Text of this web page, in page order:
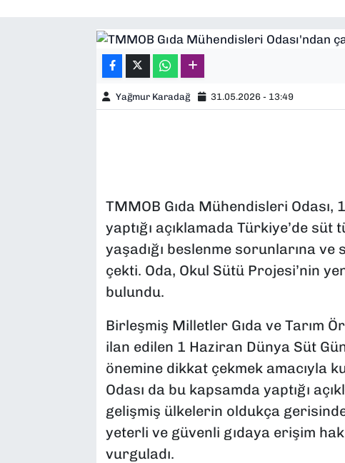
Yağmur Karadağ 31.05.2026 - 13:49
TMMOB Gıda Mühendisleri Odası,
yaptığı açıklamada Türkiye’de
yaşadığı beslenme sorunlarına
çekti. Oda, Okul Sütü Projesi’nin
bulundu.
Birleşmiş Milletler Gıda ve Tarım
ilan edilen 1 Haziran Dünya Süt
önemine dikkat çekmek amacıyla
Odası da bu kapsamda yaptığı
gelişmiş ülkelerin oldukça
yeterli ve güvenli gıdaya erişim
vurguladı.
TEKNOLOJİ